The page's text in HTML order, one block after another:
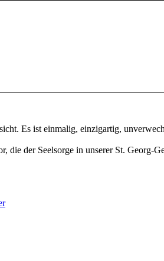
Es ist einmalig, einzigartig,
die der Seelsorge in unserer St. Georg-